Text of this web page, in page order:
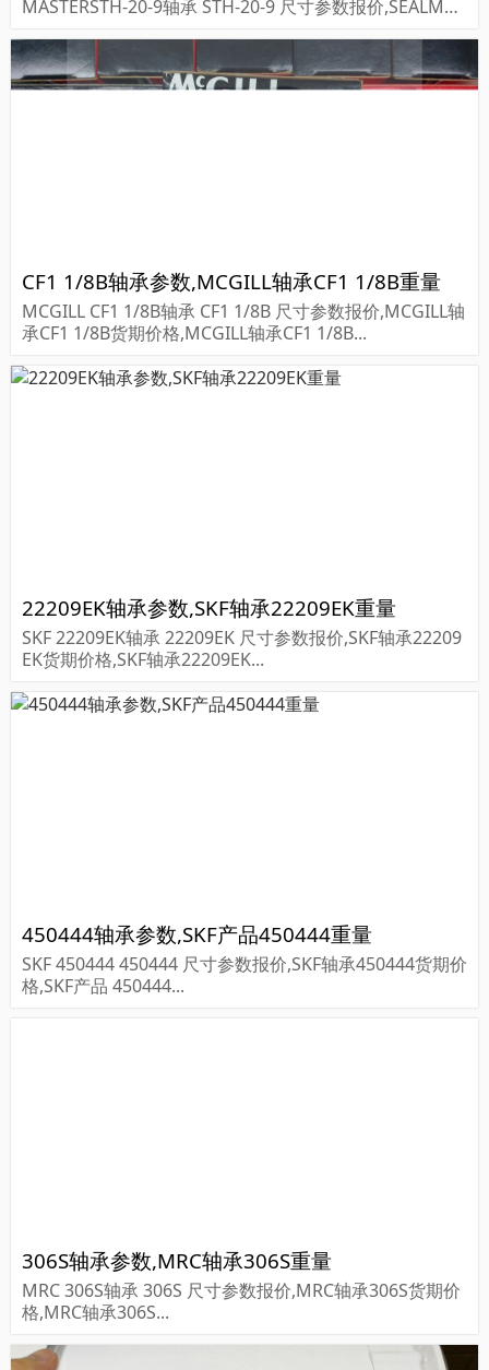
MASTERSTH-20-9轴承 STH-20-9 尺寸参数报价,SEALMAS
CF1 1/8B轴承参数,MCGILL轴承CF1 1/8B重量
MCGILL CF1 1/8B轴承 CF1 1/8B 尺寸参数报价,MCGILL轴
承CF1 1/8B货期价格,MCGILL轴承CF1 1/8B...
22209EK轴承参数,SKF轴承22209EK重量
SKF 22209EK轴承 22209EK 尺寸参数报价,SKF轴承22209
EK货期价格,SKF轴承22209EK...
450444轴承参数,SKF产品450444重量
SKF 450444 450444 尺寸参数报价,SKF轴承450444货期价
格,SKF产品 450444...
306S轴承参数,MRC轴承306S重量
MRC 306S轴承 306S 尺寸参数报价,MRC轴承306S货期价
格,MRC轴承306S...